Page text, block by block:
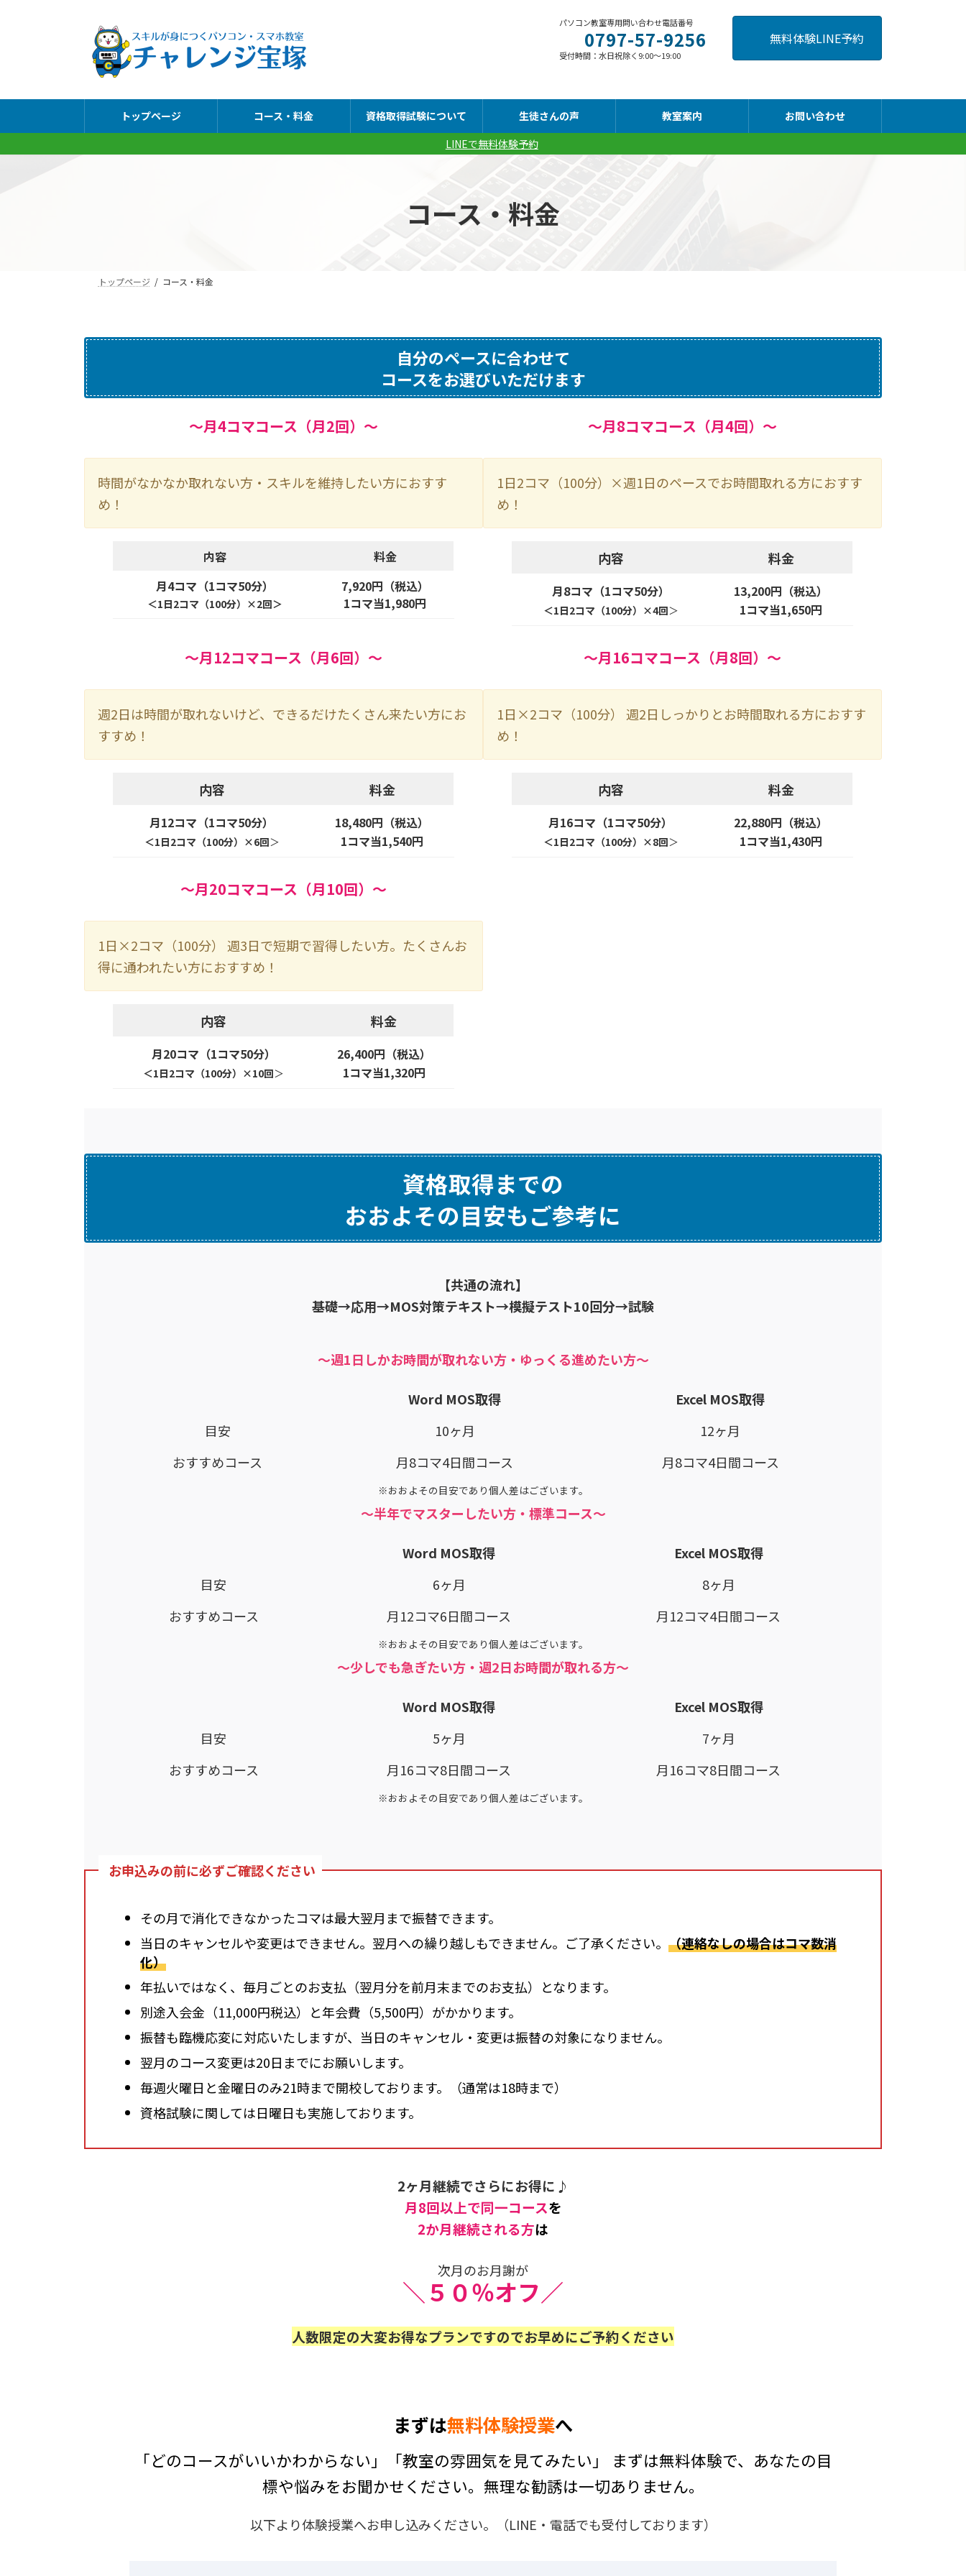
へ
キ
ッ
ョ
に
移
パソコン教室専用問い合わせ電話番号
0797-57-9256
受付時間：水日祝除く9:00～19:00
無料体験LINE予約
トップページ コース・料金 資格取得試験について 生徒さんの声 教室案内
お問い合わせ
LINEで無料体験予約
コース・料金
トップページ コース・料金
自分のペースに合わせて
コースをお選びいただけます
～月4コマコース（月2回）～
時間がなかなか取れない方・スキルを維持したい方におすす
め！
内容
料金
月4コマ （1コマ50分）
＜1日2コマ（100分）×2回＞
7,920円（税込）
1コマ当1,980円
～月8コマコース（月4回）～
1日2コマ（100分）×週1日のペースでお時間取れる方におすす
め！
内容 料金
月8コマ（1コマ50分）
＜1日2コマ（100分）×4回＞
13,200円（税込）
1コマ当1,650円
～月12コマコース（月6回）～
週2日は時間が取れないけど、できるだけたくさん来たい方にお
すすめ！
内容 料金
月12コマ（1コマ50分）
＜1日2コマ（100分）×6回＞
18,480円（税込）
1コマ当1,540円
～月16コマコース（月8回）～
1日×2コマ（100分） 週2日しっかりとお時間取れる方におすす
め！
内容 料金
月16コマ（1コマ50分）
＜1日2コマ（100分）×8回＞
22,880円（税込）
1コマ当1,430円
～月20コマコース（月10回）～
1日×2コマ（100分） 週3日で短期で習得したい方。たくさんお
得に通われたい方におすすめ！
内容 料金
月20コマ（1コマ50分）
＜1日2コマ（100分）×10回＞
26,400円（税込）
1コマ当1,320円
資格取得までの
おおよその目安もご参考に
【共通の流れ】
基礎→応用→MOS対策テキスト→模擬テスト10回分→試験
～週1日しかお時間が取れない方・ゆっくる進めたい方～
Word MOS取得
Excel MOS取得
目安
10ヶ月
12ヶ月
おすすめコース
月8コマ4日間コース 月8コマ4日間コース
※おおよその目安であり個人差はございます。
～半年でマスターしたい方・標準コース～
Word MOS取得
Excel MOS取得
目安
6ヶ月
8ヶ月
おすすめコース
月12コマ6日間コース 月12コマ4日間コース
※おおよその目安であり個人差はございます。
～少しでも急ぎたい方・週2日お時間が取れる方～
Word MOS取得
Excel MOS取得
目安
5ヶ月
7ヶ月
おすすめコース
月16コマ8日間コース 月16コマ8日間コース
※おおよその目安であり個人差はございます。
お申込みの前に必ずご確認ください
その月で消化できなかったコマは最大翌月まで振替できます。
当日のキャンセルや変更はできません。翌月への繰り越しもできません。ご了承ください。 （連絡なしの場合はコマ数消
化）
年払いではなく、毎月ごとのお支払（翌月分を前月末までのお支払）となります。
別途入会金（11,000円税込）と年会費（5,500円）がかかります。
振替も臨機応変に対応いたしますが、当日のキャンセル・変更は振替の対象になりません。
翌月のコース変更は20日までにお願いします。
毎週火曜日と金曜日のみ21時まで開校しております。（通常は18時まで）
資格試験に関しては日曜日も実施しております。
2ヶ月継続でさらにお得に♪
月8回以上で同一コースを
2か月継続される方は
次月のお月謝が
＼ ５０％オフ／
人数限定の大変お得なプランですのでお早めにご予約ください
まずは無料体験授業へ
「どのコースがいいかわからない」「教室の雰囲気を見てみたい」 まずは無料体験で、あなたの目
標や悩みをお聞かせください。無理な勧誘は一切ありません。
以下より体験授業へお申し込みください。（LINE・電話でも受付しております）